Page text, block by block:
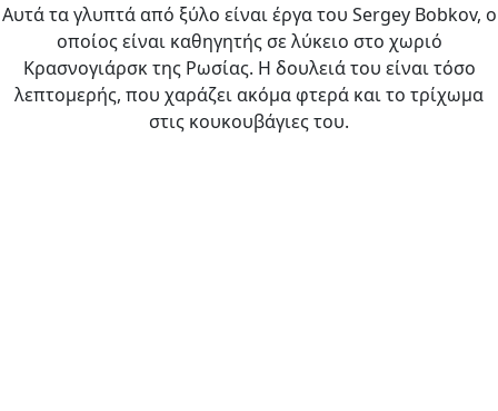
Αυτά τα γλυπτά από ξύλο είναι έργα του Sergey Bobkov, ο
οποίος είναι καθηγητής σε λύκειο στο χωριό
Κρασνογιάρσκ της Ρωσίας. Η δουλειά του είναι τόσο
λεπτομερής, που χαράζει ακόμα φτερά και το τρίχωμα
στις κουκουβάγιες του.